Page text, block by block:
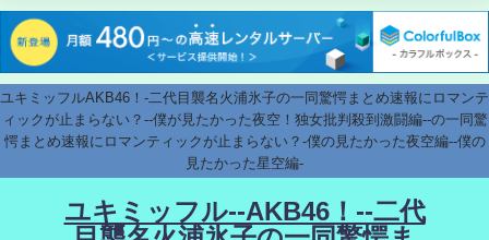
ユキミッフルAKB46！-二代目襲名火浦氷子の一同驚愕まとめ速報にロマンテ
ィックが止まらない？--僕が見たかった夜空！独女批判殺到激闘編--の一同驚
愕まとめ速報にロマンティックが止まらない？-僕の見たかった夜空編--僕の
見たかった星空編-
ユキミッフル--AKB46！--二代